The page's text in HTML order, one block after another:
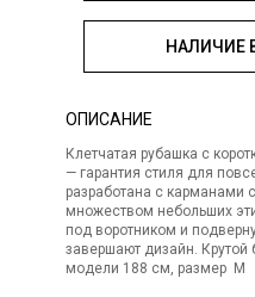
НАЛИЧИЕ
ОПИСАНИЕ
Клетчатая рубашка с
— гарантия стиля для
разработана с карманами
множеством небольших
под воротником и
завершают дизайн. Крутой
модели 188 см, размер М